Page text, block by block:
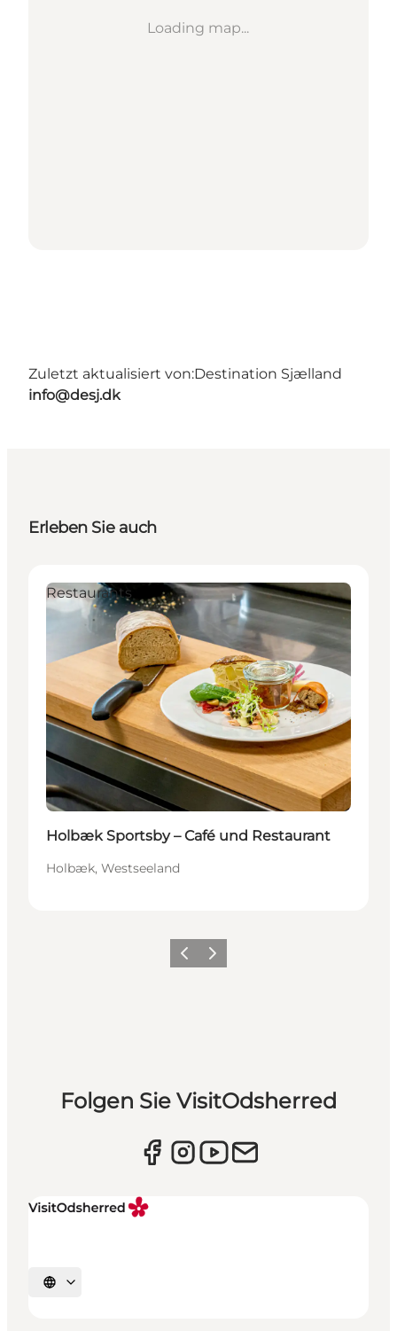
Loading map...
Zuletzt aktualisiert von:Destination Sjælland
info@desj.dk
Erleben Sie auch
Restaurants
Holbæk Sportsby – Café und Restaurant
Holbæk, Westseeland
Vorherige Folie
Nächste Folie
Folgen Sie VisitOdsherred
Sprache auswählen